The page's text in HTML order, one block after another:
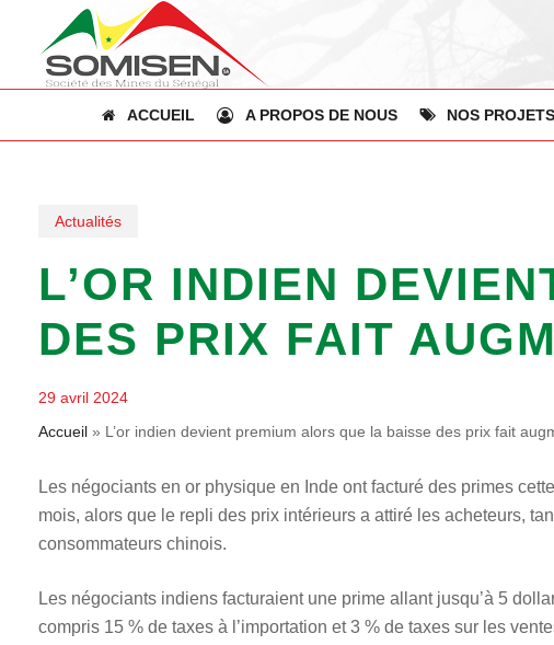
ACCUEIL A PROPOS DE NOUS NOS PROJETS
Actualités
L’OR INDIEN
DES PRIX FAIT
29 avril 2024
Accueil » L’or indien devient premium alors que la baisse des prix fait
Les négociants en or physique en Inde ont facturé des primes
mois, alors que le repli des prix intérieurs a attiré les acheteurs,
consommateurs chinois.
Les négociants indiens facturaient une prime allant jusqu’à 5
compris 15 % de taxes à l’importation et 3 % de taxes sur les